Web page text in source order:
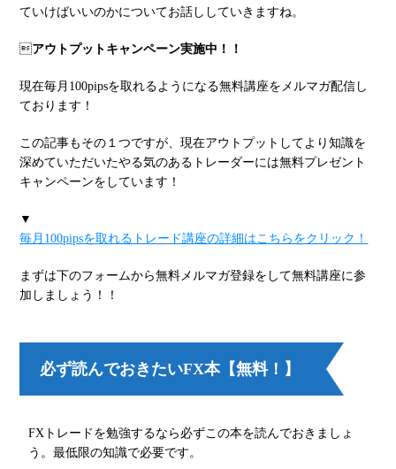
ていけばいいのかについてお話ししていきますね。
アウトプットキャンペーン実施中！！
現在毎月100pipsを取れるようになる無料講座をメルマガ配信し
ております！
この記事もその１つですが、現在アウトプットしてより知識を
深めていただいたやる気のあるトレーダーには無料プレゼント
キャンペーンをしています！
▼
毎月100pipsを取れるトレード講座の詳細はこちらをクリック！
まずは下のフォームから無料メルマガ登録をして無料講座に参
加しましょう！！
必ず読んでおきたいFX本【無料！】
FXトレードを勉強するなら必ずこの本を読んでおきましょ
う。最低限の知識で必要です。